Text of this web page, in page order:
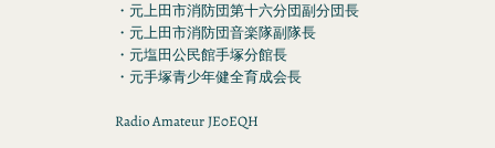
・元上田市消防団第十六分団副分団長
・元上田市消防団音楽隊副隊長
・元塩田公民館手塚分館長
・元手塚青少年健全育成会長
Radio Amateur JE0EQH